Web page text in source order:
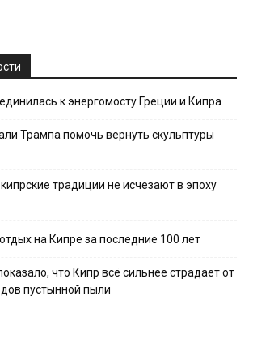
к энергомосту Греции и Кипра
Трампа помочь вернуть скульптуры
традиции не исчезают в эпоху
на Кипре за последние 100 лет
что Кипр всё сильнее страдает от
пустынной пыли